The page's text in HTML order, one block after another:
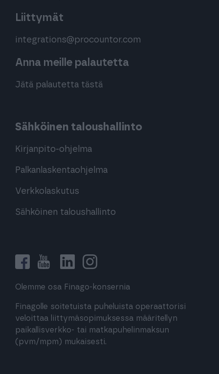
Liittymät
integrations@procountor.com
Anna meille palautetta
Jätä palautetta tästä
Sähköinen taloushallinto
Kirjanpito-ohjelma
Palkanlaskentaohjelma
Verkkolaskutus
Sähköinen taloushallinto
Olemme osa Finago-konsernia
Finagolle soitetuista puheluista operaattorisi
veloittaa liittymäsopimuksessa määritellyn
paikallisverkko- tai matkapuhelinmaksun
(pvm/mpm) mukaisesti.